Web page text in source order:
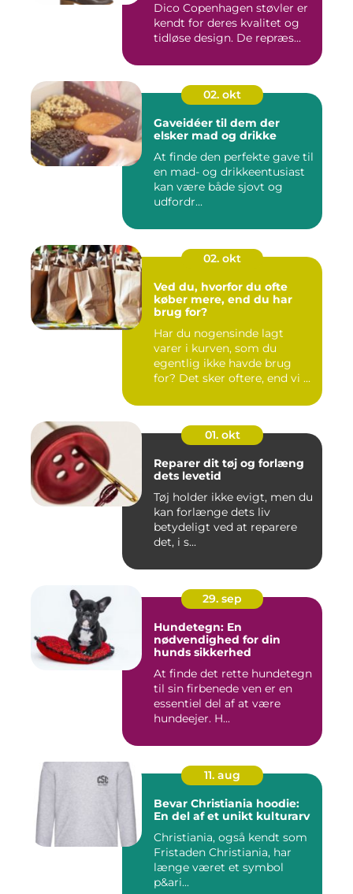
Dico Copenhagen støvler er
kendt for deres kvalitet og
tidløse design. De repræs...
02. okt
Gaveidéer til dem der
elsker mad og drikke
At finde den perfekte gave til
en mad- og drikkeentusiast
kan være både sjovt og
udfordr...
02. okt
Ved du, hvorfor du ofte
køber mere, end du har
brug for?
Har du nogensinde lagt
varer i kurven, som du
egentlig ikke havde brug
for? Det sker oftere, end vi ...
01. okt
Reparer dit tøj og forlæng
dets levetid
Tøj holder ikke evigt, men du
kan forlænge dets liv
betydeligt ved at reparere
det, i s...
29. sep
Hundetegn: En
nødvendighed for din
hunds sikkerhed
At finde det rette hundetegn
til sin firbenede ven er en
essentiel del af at være
hundeejer. H...
11. aug
Bevar Christiania hoodie:
En del af et unikt kulturarv
Christiania, også kendt som
Fristaden Christiania, har
længe været et symbol
p&ari...